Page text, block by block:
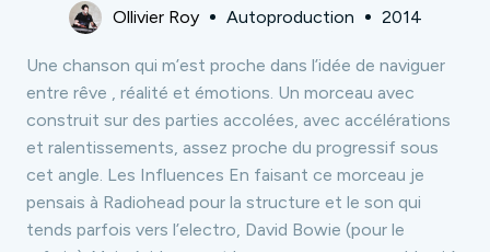
Ollivier Roy Autoproduction 2014
Une chanson qui m’est proche dans l’idée de naviguer
entre rêve , réalité et émotions. Un morceau avec
construit sur des parties accolées, avec accélérations
et ralentissements, assez proche du progressif sous
cet angle. Les Influences En faisant ce morceau je
pensais à Radiohead pour la structure et le son qui
tends parfois vers l’electro, David Bowie (pour le